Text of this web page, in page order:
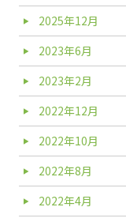
2025年12月
2023年6月
2023年2月
2022年12月
2022年10月
2022年8月
2022年4月